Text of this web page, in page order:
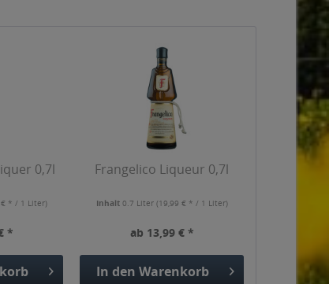
0,7l
€ * / 1 Liter)
*
Frangelico Liqueur 0,7l
Inhalt 0.7 Liter (19,99 € * / 1 Liter)
ab 13,99 € *
In den Warenkorb